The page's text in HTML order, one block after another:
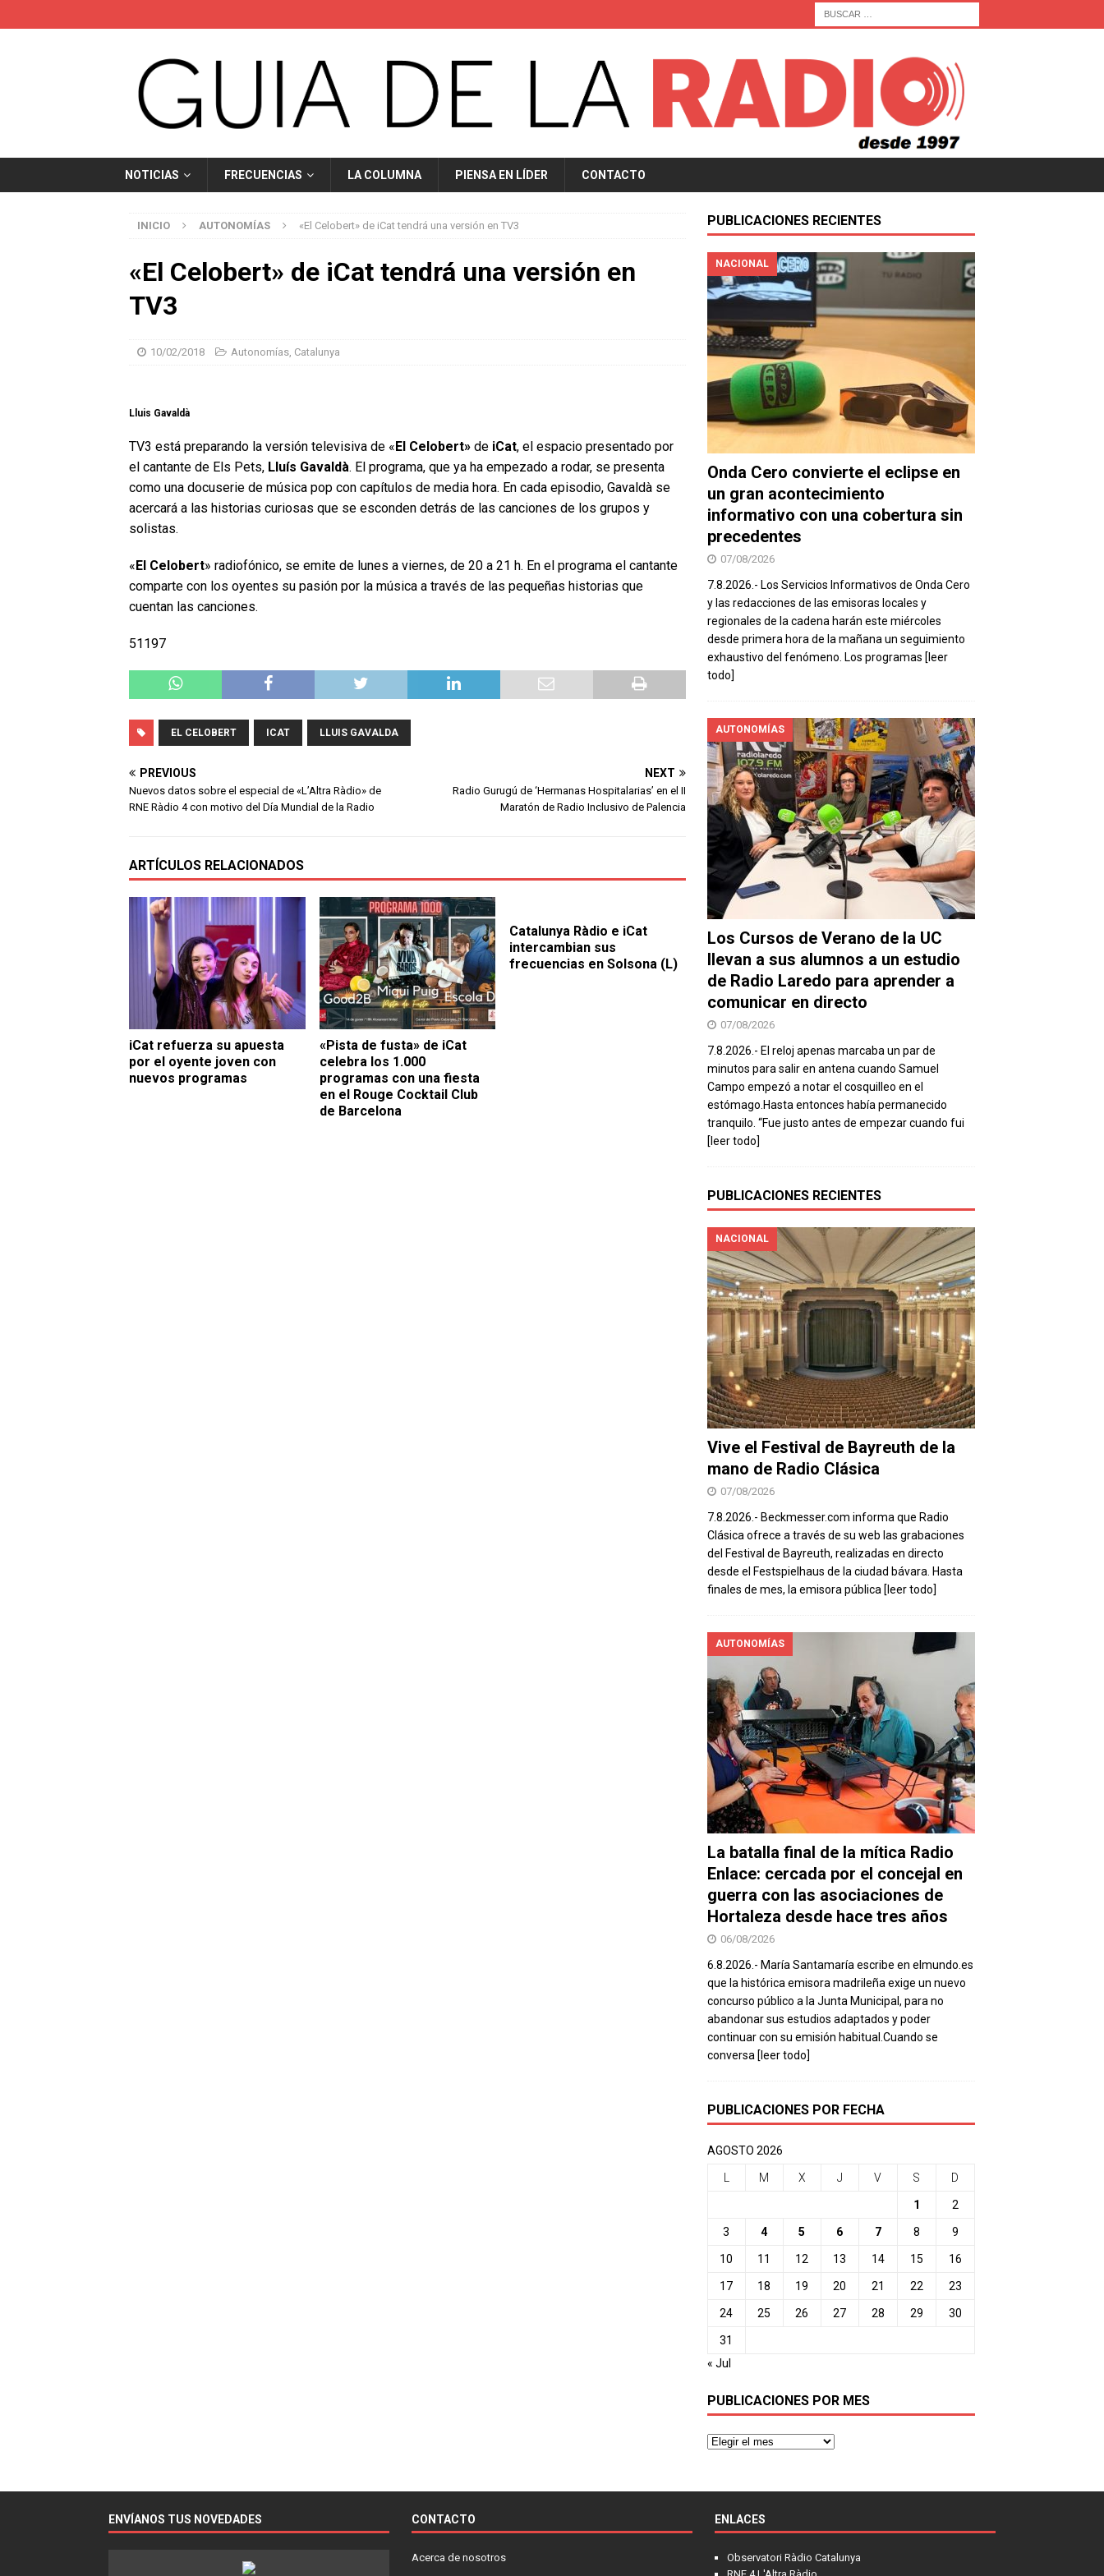
NOTICIAS FRECUENCIAS LA COLUMNA PIENSA EN LÍDER CONTACTO
INICIO AUTONOMÍAS «El Celobert» de iCat tendrá una versión en TV3
«El Celobert» de iCat tendrá una versión en
TV3
10/02/2018 Autonomías Catalunya
Lluis Gavaldà
TV3 está preparando la versión televisiva de «El Celobert» de iCat, el espacio presentado por
el cantante de Els Pets, Lluís Gavaldà. El programa, que ya ha empezado a rodar, se presenta
como una docuserie de música pop con capítulos de media hora. En cada episodio, Gavaldà se
acercará a las historias curiosas que se esconden detrás de las canciones de los grupos y
solistas.
«El Celobert» radiofónico, se emite de lunes a viernes, de 20 a 21 h. En el programa el cantante
comparte con los oyentes su pasión por la música a través de las pequeñas historias que
cuentan las canciones.
51197
EL CELOBERT ICAT LLUIS GAVALDA
PREVIOUS
Nuevos datos sobre el especial de «L’Altra Ràdio» de
RNE Ràdio 4 con motivo del Día Mundial de la Radio
NEXT
Radio Gurugú de ‘Hermanas Hospitalarias’ en el II
Maratón de Radio Inclusivo de Palencia
ARTÍCULOS RELACIONADOS
iCat refuerza su apuesta
por el oyente joven con
nuevos programas
«Pista de fusta» de iCat
celebra los 1.000
programas con una fiesta
en el Rouge Cocktail Club
de Barcelona
Catalunya Ràdio e iCat
intercambian sus
frecuencias en Solsona (L)
PUBLICACIONES RECIENTES
NACIONAL
Onda Cero convierte el eclipse en
un gran acontecimiento
informativo con una cobertura sin
precedentes
07/08/2026
7.8.2026.- Los Servicios Informativos de Onda Cero
y las redacciones de las emisoras locales y
regionales de la cadena harán este miércoles
desde primera hora de la mañana un seguimiento
exhaustivo del fenómeno. Los programas [leer
todo]
AUTONOMÍAS
Los Cursos de Verano de la UC
llevan a sus alumnos a un estudio
de Radio Laredo para aprender a
comunicar en directo
07/08/2026
7.8.2026.- El reloj apenas marcaba un par de
minutos para salir en antena cuando Samuel
Campo empezó a notar el cosquilleo en el
estómago.Hasta entonces había permanecido
tranquilo. “Fue justo antes de empezar cuando fui
[leer todo]
PUBLICACIONES RECIENTES
NACIONAL
Vive el Festival de Bayreuth de la
mano de Radio Clásica
07/08/2026
7.8.2026.- Beckmesser.com informa que Radio
Clásica ofrece a través de su web las grabaciones
del Festival de Bayreuth, realizadas en directo
desde el Festspielhaus de la ciudad bávara. Hasta
finales de mes, la emisora pública [leer todo]
AUTONOMÍAS
La batalla final de la mítica Radio
Enlace: cercada por el concejal en
guerra con las asociaciones de
Hortaleza desde hace tres años
06/08/2026
6.8.2026.- María Santamaría escribe en elmundo.es
que la histórica emisora madrileña exige un nuevo
concurso público a la Junta Municipal, para no
abandonar sus estudios adaptados y poder
continuar con su emisión habitual.Cuando se
conversa [leer todo]
PUBLICACIONES POR FECHA
AGOSTO 2026
L M X J V S D
1 2
3 4 5 6 7 8 9
10 11 12 13 14 15 16
17 18 19 20 21 22 23
24 25 26 27 28 29 30
31
« Jul
PUBLICACIONES POR MES
ENVÍANOS TUS NOVEDADES CONTACTO
Acerca de nosotros
ENLACES
Observatori Ràdio Catalunya